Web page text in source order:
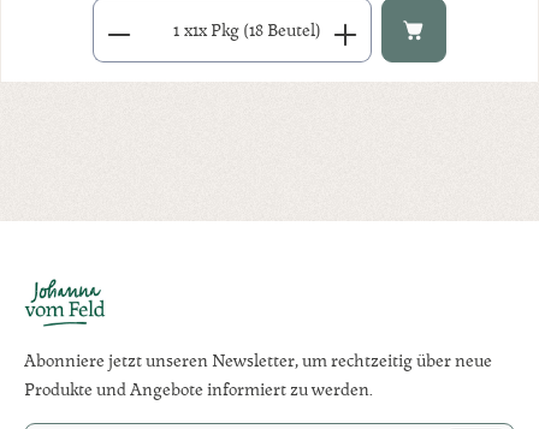
Produkt Anzahl: Gib den gewünschten Wert ein oder benutze
x1x Pkg (18 Beutel)
Abonniere jetzt unseren Newsletter, um rechtzeitig über neue
Produkte und Angebote informiert zu werden.